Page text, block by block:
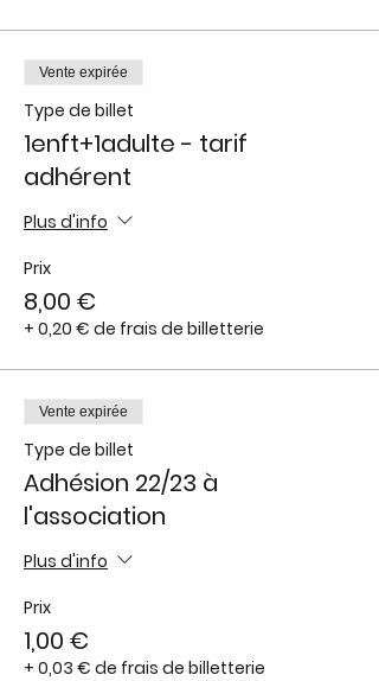
Vente expirée
Type de billet
1enft+1adulte - tarif
adhérent
Plus d'info
Prix
8,00 €
+ 0,20 € de frais de billetterie
Vente expirée
Type de billet
Adhésion 22/23 à
l'association
Plus d'info
Prix
1,00 €
+ 0,03 € de frais de billetterie